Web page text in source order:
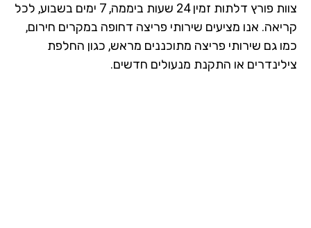
צוות פורץ דלתות זמין 24 שעות ביממה, 7 ימים בשבוע, לכל
קריאה. אנו מציעים שירותי פריצה דחופה במקרים חירום,
כמו גם שירותי פריצה מתוכננים מראש, כגון החלפת
צילינדרים או התקנת מנעולים חדשים.